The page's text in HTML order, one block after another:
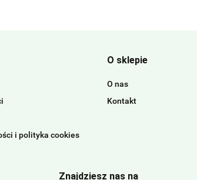
i polityka cookies
O sklepie
O nas
Kontakt
Znajdziesz nas na